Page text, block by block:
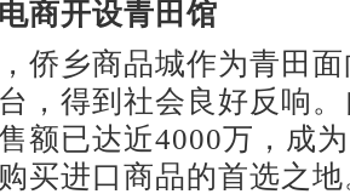
商开设青田馆
乡商品城作为青田面
，得到社会良好反响
额已达近4000万，成
买进口商品的首选之地